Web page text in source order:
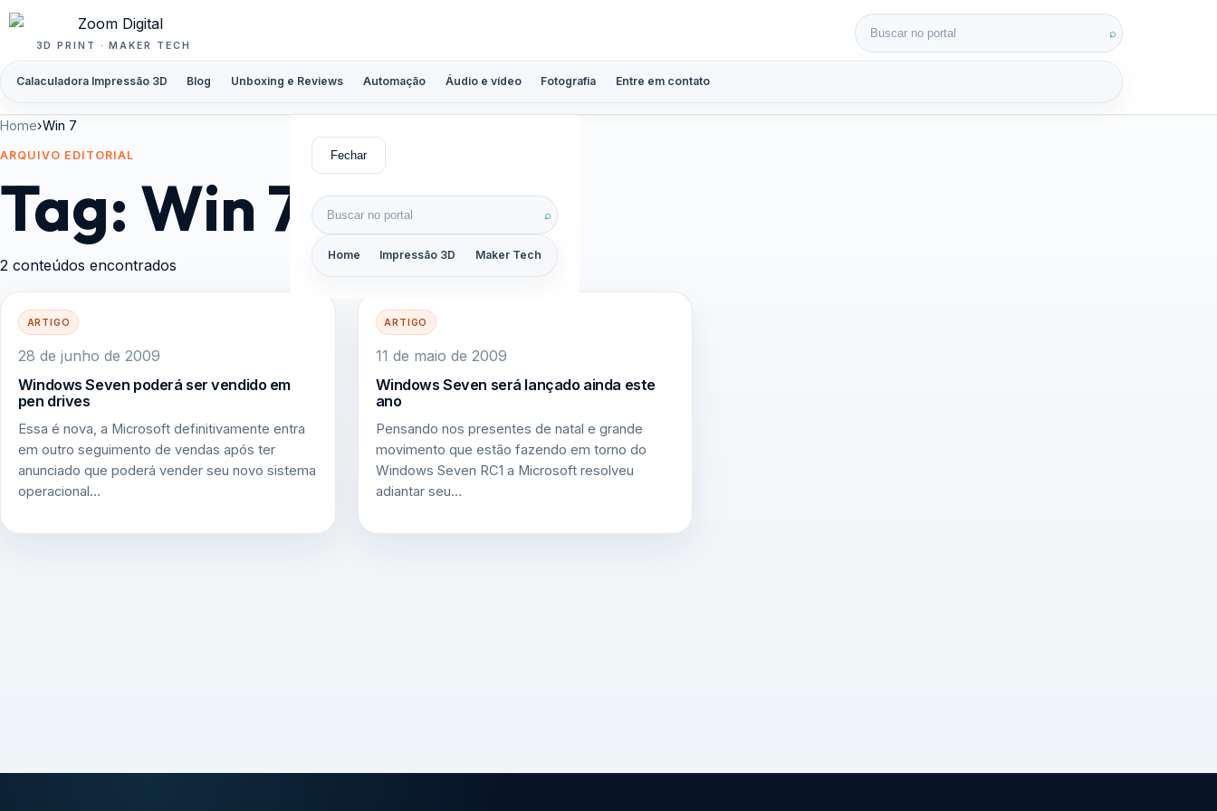
Pular para o conteúdo
3D PRINT · MAKER TECH
Calaculadora Impressão 3D Blog Unboxing e Reviews Automação Áudio e vídeo Fotografia Entre em contato
Buscar por: ⌕
Fechar
Buscar por: ⌕
Home Impressão 3D Maker Tech
Home›Win 7
ARQUIVO EDITORIAL
Tag: Win 7
2 conteúdos encontrados
ARTIGO
28 de junho de 2009
Windows Seven poderá ser vendido em
pen drives
Essa é nova, a Microsoft definitivamente entra
em outro seguimento de vendas após ter
anunciado que poderá vender seu novo sistema
operacional…
ARTIGO
11 de maio de 2009
Windows Seven será lançado ainda este
ano
Pensando nos presentes de natal e grande
movimento que estão fazendo em torno do
Windows Seven RC1 a Microsoft resolveu
adiantar seu…